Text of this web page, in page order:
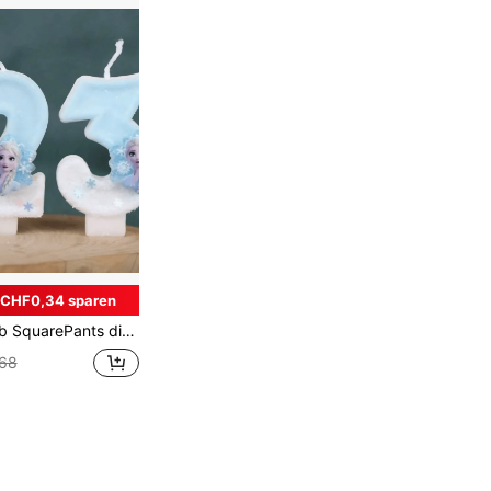
CHF0,34 sparen
digitale Kerzen für Jahrestage. Geeignet für jede Partyveranstaltung und Feierlichkeit.